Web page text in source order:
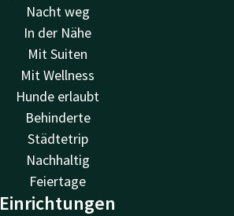
Nacht weg
In der Nähe
Mit Suiten
Mit Wellness
Hunde erlaubt
Behinderte
Städtetrip
Nachhaltig
Feiertage
Einrichtungen